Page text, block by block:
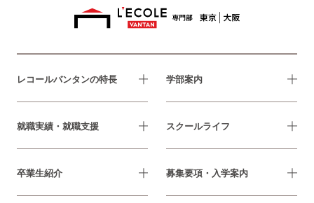
レコールバンタンの特長 学部案内
就職実績・就職支援 スクールライフ
卒業生紹介 募集要項・入学案内